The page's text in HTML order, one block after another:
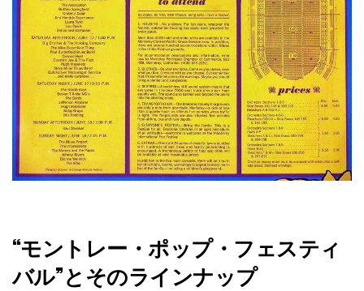
“モントレー・ポップ・フェスティ
バル”とそのラインナップ